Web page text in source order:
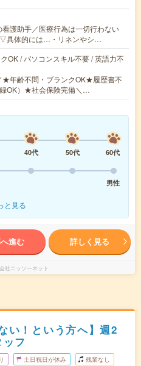
護助手／医療行為は一切行わない
▽具体的には…・リネンやシ…
OK / パソコンスキル不要 / 英語力不
★年齢不問・ブランクOK★履歴書不
OK）★社会保険完備＼…
40代 50代
60代
男性
と見る
進む 詳しく見る
社ニッソーネット
い！という方へ】週2
フ
土日祝日が休み 残業なし